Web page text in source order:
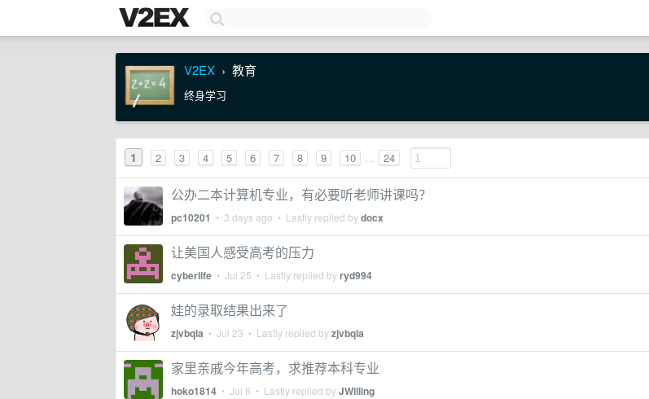
V2EX › 教育
终身学习
1 2 3 4 5 6 7 8 9 10 ... 24
公办二本计算机专业，有必要听老师讲课吗？
pc10201 • 3 days ago • Lastly replied bydocx
让美国人感受高考的压力
cyberlife • Jul 25 • Lastly replied byryd994
娃的录取结果出来了
zjvbqla • Jul 23 • Lastly replied byzjvbqla
家里亲戚今年高考，求推荐本科专业
hoko1814 • Jul 6 • Lastly replied byJWilling